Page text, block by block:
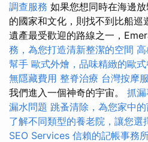
調查服務 如果您想同時在海邊
的國家和文化，則找不到比船巡
遺產最受歡迎的路線之一，
務，為您打造清新整潔的空間
幫手 歐式外燴，品味精緻的歐
無隱藏費用 整脊治療 台灣按摩
我們進入一個神奇的宇宙。 抓
漏水問題 跳蚤清除，為您家中
了解不同類型的養老院，讓您選
SEO Services 信賴的記帳事務